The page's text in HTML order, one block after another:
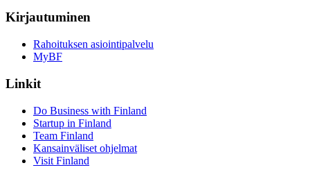
Kirjautuminen
Rahoituksen asiointipalvelu
MyBF
Linkit
Do Business with Finland
Startup in Finland
Team Finland
Kansainväliset ohjelmat
Visit Finland